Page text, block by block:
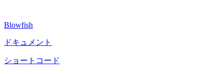
Blowfish
ドキュメント
ショートコード